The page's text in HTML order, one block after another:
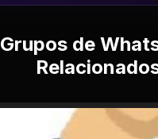
Grupos de